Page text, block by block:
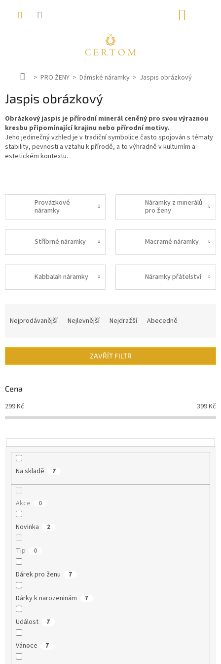
D
m
PRO ŽENY Dámské náramky Jaspis obrázkový
Jaspis obrázkový
Obrázkový jaspis je přírodní minerál ceněný pro svou výraznou
kresbu připomínající krajinu nebo přírodní motivy.
Jeho jedinečný vzhled je v tradiční symbolice často spojován s tématy
stability, pevnosti a vztahu k přírodě, a to výhradně v kulturním a
estetickém kontextu.
Provázkové
náramky
Náramky z minerálů
pro ženy
Stříbrné náramky Macramé náramky
Kabbalah náramky Náramky přátelství
í
r
o
d
u
t
ů
Nejprodávanější Nejlevnější Nejdražší Abecedně
ZAVŘÍT FILTR
Cena
299Kč 399Kč
Na skladě 7
Akce 0
Novinka 2
Tip 0
Dárek pro ženu 7
Dárky k narozeninám 7
Událost 7
Vánoce 7